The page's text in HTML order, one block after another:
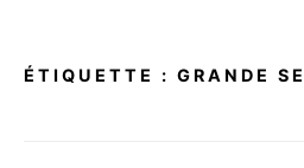
ÉTIQUETTE : GRANDE